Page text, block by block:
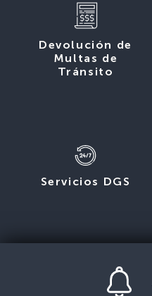
Devolución de
Multas de
Tránsito
Servicios DGS